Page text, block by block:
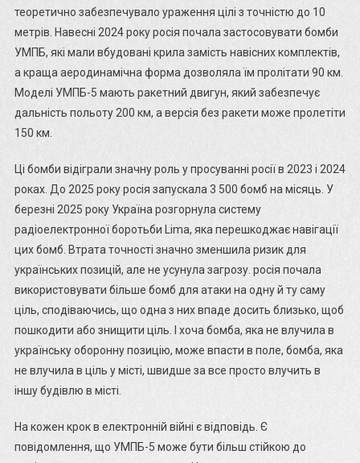
теоретично забезпечувало ураження цілі з точністю до 10
метрів. Навесні 2024 року росія почала застосовувати бомби
УМПБ, які мали вбудовані крила замість навісних комплектів,
а краща аеродинамічна форма дозволяла їм пролітати 90 км.
Моделі УМПБ-5 мають ракетний двигун, який забезпечує
дальність польоту 200 км, а версія без ракети може пролетіти
150 км.
Ці бомби відіграли значну роль у просуванні росії в 2023 і 2024
роках. До 2025 року росія запускала 3 500 бомб на місяць. У
березні 2025 року Україна розгорнула систему
радіоелектронної боротьби Lima, яка перешкоджає навігації
цих бомб. Втрата точності значно зменшила ризик для
українських позицій, але не усунула загрозу. росія почала
використовувати більше бомб для атаки на одну й ту саму
ціль, сподіваючись, що одна з них впаде досить близько, щоб
пошкодити або знищити ціль. І хоча бомба, яка не влучила в
українську оборонну позицію, може впасти в поле, бомба, яка
не влучила в ціль у місті, швидше за все просто влучить в
іншу будівлю в місті.
На кожен крок в електронній війні є відповідь. Є
повідомлення, що УМПБ-5 може бути більш стійкою до